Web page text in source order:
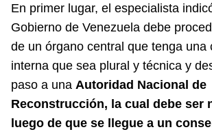
En primer lugar, el especialista
Gobierno de Venezuela debe
de un órgano central que tenga una
interna que sea plural y técnica y
paso a una Autoridad Nacional de
Reconstrucción, la cual debe ser
luego de que se llegue a un